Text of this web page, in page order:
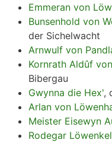
Emmeran von
Bunsenhold von
der Sichelwacht
Arnwulf von
Kornrath Aldûf
Bibergau
Gwynna die Hex',
Arlan von
Meister Eisewyn
Rodegar